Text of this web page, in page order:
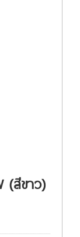
(สีขาว)